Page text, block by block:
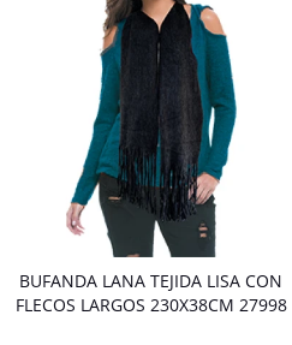
BUFANDA LANA TEJIDA LISA CON
FLECOS LARGOS 230X38CM 27998